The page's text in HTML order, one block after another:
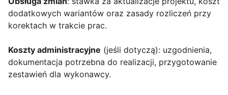
dodatkowych wariantów oraz zasady rozliczeń przy
korektach w trakcie prac.
Koszty administracyjne (jeśli dotyczą): uzgodnienia,
dokumentacja potrzebna do realizacji, przygotowanie
zestawień dla wykonawcy.